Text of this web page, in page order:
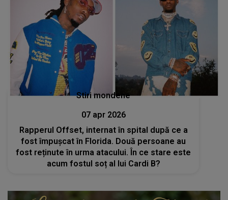
Stiri mondene
07 apr 2026
Rapperul Offset, internat în spital după ce a
fost împușcat în Florida. Două persoane au
fost reținute în urma atacului. În ce stare este
acum fostul soț al lui Cardi B?